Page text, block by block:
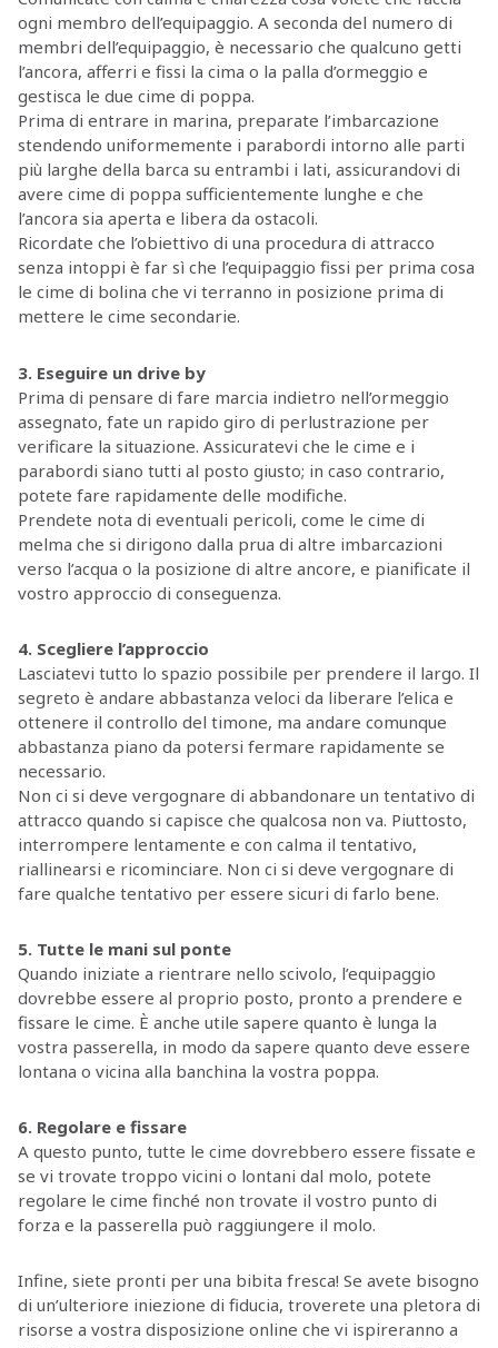
ogni membro dell’equipaggio. A seconda del numero di
membri dell’equipaggio, è necessario che qualcuno getti
l’ancora, afferri e fissi la cima o la palla d’ormeggio e
gestisca le due cime di poppa.
Prima di entrare in marina, preparate l’imbarcazione
stendendo uniformemente i parabordi intorno alle parti
più larghe della barca su entrambi i lati, assicurandovi di
avere cime di poppa sufficientemente lunghe e che
l’ancora sia aperta e libera da ostacoli.
Ricordate che l’obiettivo di una procedura di attracco
senza intoppi è far sì che l’equipaggio fissi per prima cosa
le cime di bolina che vi terranno in posizione prima di
mettere le cime secondarie.
3. Eseguire un drive by
Prima di pensare di fare marcia indietro nell’ormeggio
assegnato, fate un rapido giro di perlustrazione per
verificare la situazione. Assicuratevi che le cime e i
parabordi siano tutti al posto giusto; in caso contrario,
potete fare rapidamente delle modifiche.
Prendete nota di eventuali pericoli, come le cime di
melma che si dirigono dalla prua di altre imbarcazioni
verso l’acqua o la posizione di altre ancore, e pianificate il
vostro approccio di conseguenza.
4. Scegliere l’approccio
Lasciatevi tutto lo spazio possibile per prendere il largo. Il
segreto è andare abbastanza veloci da liberare l’elica e
ottenere il controllo del timone, ma andare comunque
abbastanza piano da potersi fermare rapidamente se
necessario.
Non ci si deve vergognare di abbandonare un tentativo di
attracco quando si capisce che qualcosa non va. Piuttosto,
interrompere lentamente e con calma il tentativo,
riallinearsi e ricominciare. Non ci si deve vergognare di
fare qualche tentativo per essere sicuri di farlo bene.
5. Tutte le mani sul ponte
Quando iniziate a rientrare nello scivolo, l’equipaggio
dovrebbe essere al proprio posto, pronto a prendere e
fissare le cime. È anche utile sapere quanto è lunga la
vostra passerella, in modo da sapere quanto deve essere
lontana o vicina alla banchina la vostra poppa.
6. Regolare e fissare
A questo punto, tutte le cime dovrebbero essere fissate e
se vi trovate troppo vicini o lontani dal molo, potete
regolare le cime finché non trovate il vostro punto di
forza e la passerella può raggiungere il molo.
Infine, siete pronti per una bibita fresca! Se avete bisogno
di un’ulteriore iniezione di fiducia, troverete una pletora di
risorse a vostra disposizione online che vi ispireranno a